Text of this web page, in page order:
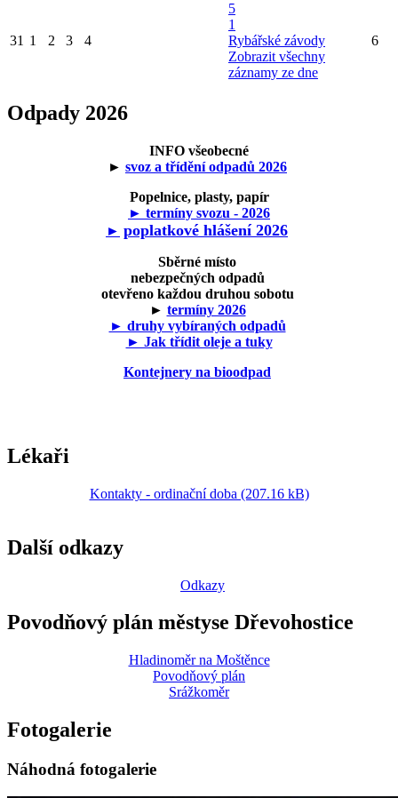
31 1 2 3 4
5
1
Rybářské závody
Zobrazit všechny
záznamy ze dne
6
Odpady 2026
INFO všeobecné
► svoz a třídění odpadů 2026
Popelnice, plasty, papír
► termíny svozu - 2026
► poplatkové hlášení 2026
Sběrné místo
nebezpečných odpadů
otevřeno každou druhou sobotu
► termíny 2026
► druhy vybíraných odpadů
► Jak třídit oleje a tuky
Kontejnery na bioodpad
Lékaři
Kontakty - ordinační doba (207.16 kB)
Další odkazy
Odkazy
Povodňový plán městyse Dřevohostice
Hladinoměr na Moštěnce
Povodňový plán
Srážkoměr
Fotogalerie
Náhodná fotogalerie